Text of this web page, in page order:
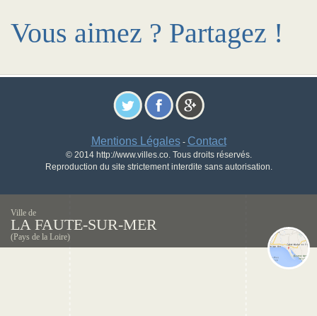
Vous aimez ? Partagez !
Mentions Légales- Contact
© 2014 http://www.villes.co. Tous droits réservés.
Reproduction du site strictement interdite sans autorisation.
Ville de
LA FAUTE-SUR-MER
(Pays de la Loire)